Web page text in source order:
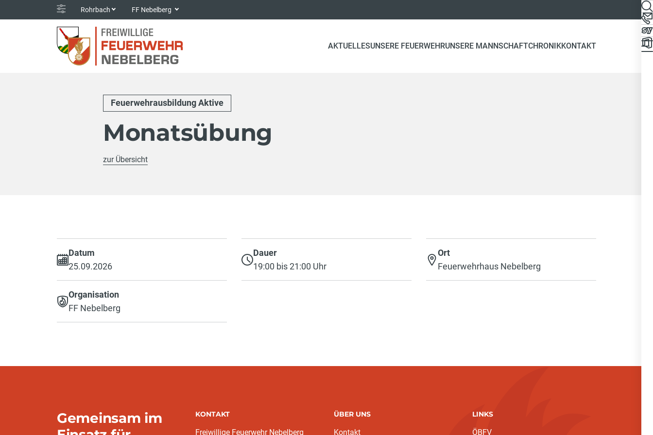
Rohrbach FF Nebelberg
AKTUELLESUNSERE FEUERWEHRUNSERE MANNSCHAFTCHRONIKKONTAKT
Feuerwehrausbildung Aktive
Monatsübung
zur Übersicht
Datum
25.09.2026
Dauer
19:00 bis 21:00 Uhr
Ort
Feuerwehrhaus Nebelberg
Organisation
FF Nebelberg
Gemeinsam im
KONTAKT
Freiwillige Feuerwehr Nebelberg
ÜBER UNS
Kontakt
LINKS
ÖBFV